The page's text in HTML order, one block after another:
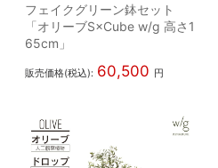
フェイクグリーン鉢セット
「オリーブS×Cube w/g 高さ1
65cm」
販売価格(税込): 60,500 円